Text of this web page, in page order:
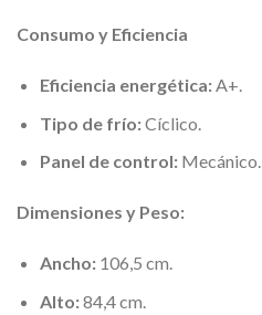
Consumo y Eficiencia
Eficiencia energética:A+.
Tipo de frío:Cíclico.
Panel de control:Mecánico.
Dimensiones y Peso:
Ancho:106,5 cm.
Alto:84,4 cm.